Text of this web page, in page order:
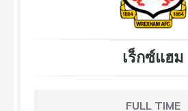
เร็กซ์แฮม
FULL TIME